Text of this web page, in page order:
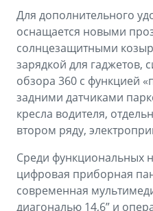
Для дополнительного
оснащается новыми
солнцезащитными
зарядкой для гаджетов,
обзора 360 с функцией
задними датчиками
кресла водителя,
втором ряду,
Среди функциональных
цифровая приборная
современная
диагональю 14,6” и